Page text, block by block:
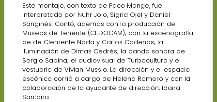
Este montaje, con texto de Paco Monge, fue
interpretado por Nuhr Jojo, Sigrid Ojel y Daniel
Sanginés. Contó, además con la producción de
Museos de Tenerife (CEDOCAM); con la escenografía
de de Clemente Noda y Carlos Cadenas; la
iluminación de Dimas Cedrés; la banda sonora de
Sergio Sabina; el audiovisual de Turbocultura y el
vestuario de Vivian Mussio. La dirección y el espacio
escénico corrió a cargo de Helena Romero y con la
colaboración de la ayudante de dirección, Idaira
Santana.